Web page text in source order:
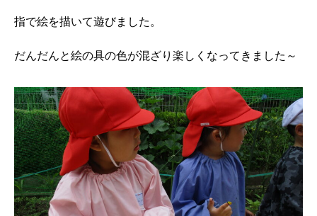
指で絵を描いて遊びました。
だんだんと絵の具の色が混ざり楽しくなってきました～